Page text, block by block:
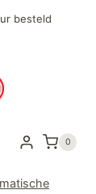
besteld
0